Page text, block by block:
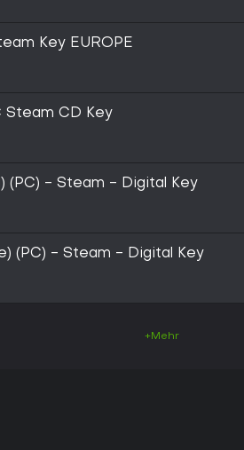
Key EUROPE
Steam CD Key
(PC) - Steam - Digital Key
(PC) - Steam - Digital Key
+Mehr